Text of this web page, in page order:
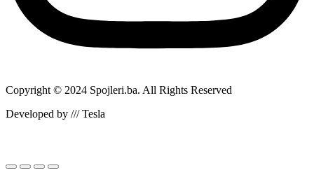
Copyright © 2024 Spojleri.ba. All Rights Reserved
Developed by /// Tesla